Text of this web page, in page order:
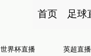
首页 足球
世界杯直播 英超直播